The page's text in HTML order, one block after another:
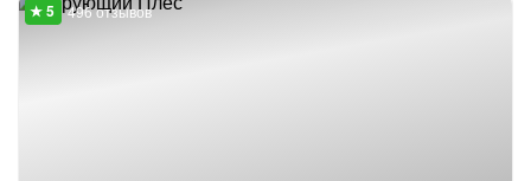
496 отзывов